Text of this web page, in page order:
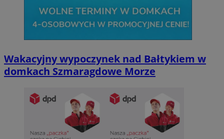
Wakacyjny wypoczynek nad Bałtykiem w
domkach Szmaragdowe Morze